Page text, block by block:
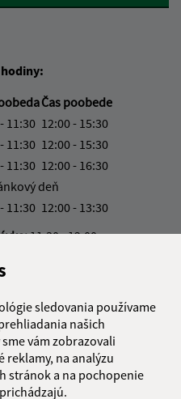
sledovania používame
našich
vám zobrazovali
reklamy, na analýzu
stránok a na pochopenie
Čas poobede
11:30 12:00 - 15:30
11:30 12:00 - 15:30
11:30 12:00 - 16:30
deň
11:30 12:00 - 13:30
11:30 - 12:00
Košarovce
172